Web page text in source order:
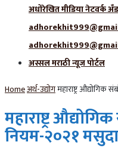
अधोरेखित मीडिया नेटवर्क
अस्सल मराठी न्यूज पोर्टल
Homeअर्थ-उद्योगमहाराष्ट्र औद्योगिक
महाराष्ट्र
नियम-२०२१ मसुदा